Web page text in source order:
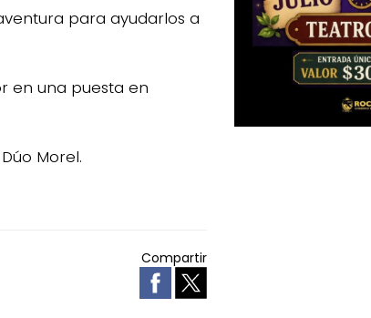
para ayudarlos a
en una puesta en
Morel.
Compartir